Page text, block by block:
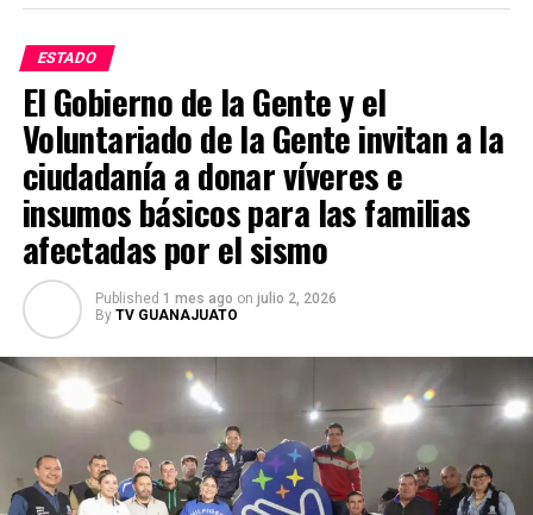
delictivo mantiene presencia en varios estados del país y
lo consideran uno de los principales generadores de
violencia. Mientras tanto, las investigaciones continúan
y las autoridades mexicanas y estadounidenses
mantienen la búsqueda de Juan Carlos Valencia
González para que responda ante la justicia por los
delitos que se le atribuyen.
ESTADO
El Gobierno de la Gente y el
Voluntariado de la Gente invitan a la
ciudadanía a donar víveres e
insumos básicos para las familias
afectadas por el sismo
Published 1 mes ago on julio 2, 2026
By TV GUANAJUATO